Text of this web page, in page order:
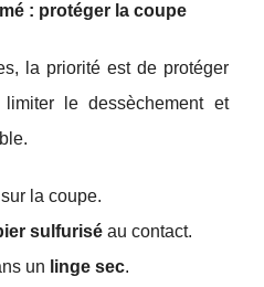
: protéger la coupe
la priorité est de protéger
le dessèchement et
sur la coupe.
sulfurisé au contact.
un linge sec.